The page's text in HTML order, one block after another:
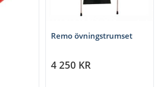
Remo övningstrumset
4 250 KR